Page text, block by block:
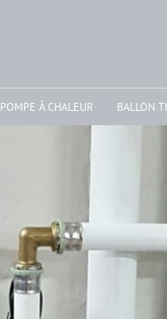
POMPE À CHALEUR BALLON